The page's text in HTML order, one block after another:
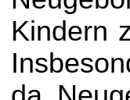
Kindern